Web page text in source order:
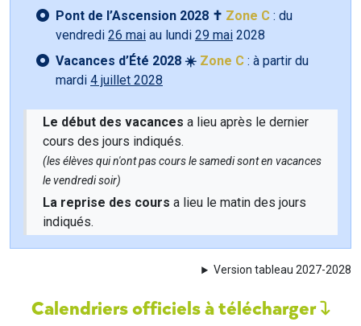
Pont de l’Ascension 2028 ✝️ Zone C : du
vendredi 26 mai au lundi 29 mai 2028
Vacances d’Été 2028 ☀️ Zone C : à partir du
mardi 4 juillet 2028
Le début des vacances a lieu après le dernier
cours des jours indiqués.
(les élèves qui n'ont pas cours le samedi sont en vacances
le vendredi soir)
La reprise des cours a lieu le matin des jours
indiqués.
Version tableau 2027-2028
Calendriers officiels à télécharger